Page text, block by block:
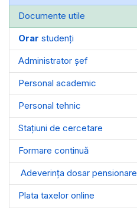
Documente utile
Orar studenți
Administrator șef
Personal academic
Personal tehnic
Stațiuni de cercetare
Formare continuă
Adeverința dosar pensionare
Plata taxelor online